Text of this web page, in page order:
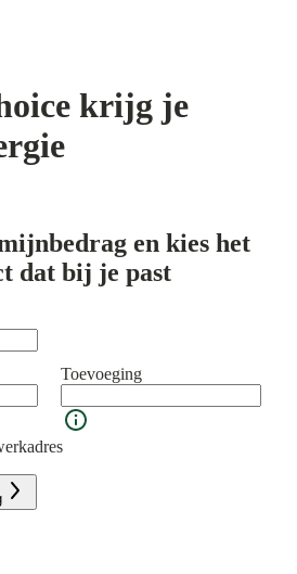
krijg je
en kies het
dat bij je past
Toevoeging